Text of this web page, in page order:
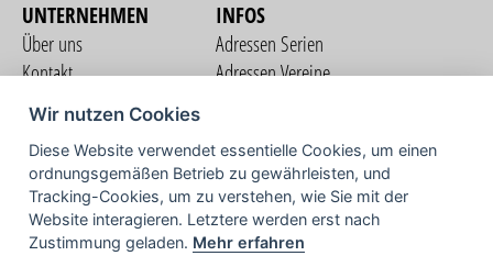
UNTERNEHMEN
Über uns
Kontakt
Nutzungsbedingungen
Datenschutzerklärung
Impressum
INFOS
Adressen Serien
Adressen Vereine
COMMUNITY
Wir nutzen Cookies
Diese Website verwendet essentielle Cookies, um einen
ordnungsgemäßen Betrieb zu gewährleisten, und
Tracking-Cookies, um zu verstehen, wie Sie mit der
Website interagieren. Letztere werden erst nach
Zustimmung geladen. Mehr erfahren